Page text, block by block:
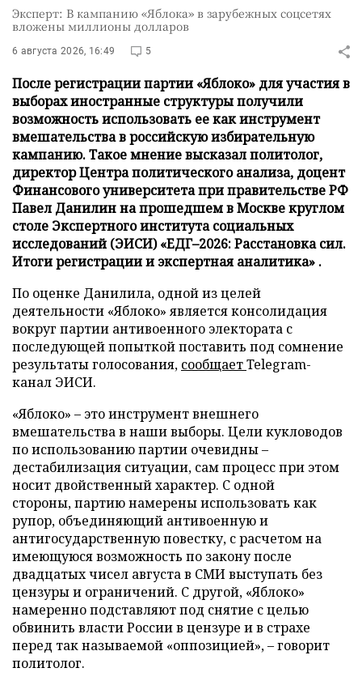
Эксперт: В кампанию «Яблока» в зарубежных соцсетях
вложены миллионы долларов
6 августа 2026, 16:49 5
После регистрации партии «Яблоко» для участия в
выборах иностранные структуры получили
возможность использовать ее как инструмент
вмешательства в российскую избирательную
кампанию. Такое мнение высказал политолог,
директор Центра политического анализа, доцент
Финансового университета при правительстве РФ
Павел Данилин на прошедшем в Москве круглом
столе Экспертного института социальных
исследований (ЭИСИ) «ЕДГ–2026: Расстановка сил.
Итоги регистрации и экспертная аналитика» .
По оценке Данилила, одной из целей
деятельности «Яблоко» является консолидация
вокруг партии антивоенного электората с
последующей попыткой поставить под сомнение
результаты голосования, сообщаетTelegram-
канал ЭИСИ.
«Яблоко» – это инструмент внешнего
вмешательства в наши выборы. Цели кукловодов
по использованию партии очевидны –
дестабилизация ситуации, сам процесс при этом
носит двойственный характер. С одной
стороны, партию намерены использовать как
рупор, объединяющий антивоенную и
антигосударственную повестку, с расчетом на
имеющуюся возможность по закону после
двадцатых чисел августа в СМИ выступать без
цензуры и ограничений. С другой, «Яблоко»
намеренно подставляют под снятие с целью
обвинить власти России в цензуре и в страхе
перед так называемой «оппозицией», – говорит
политолог.